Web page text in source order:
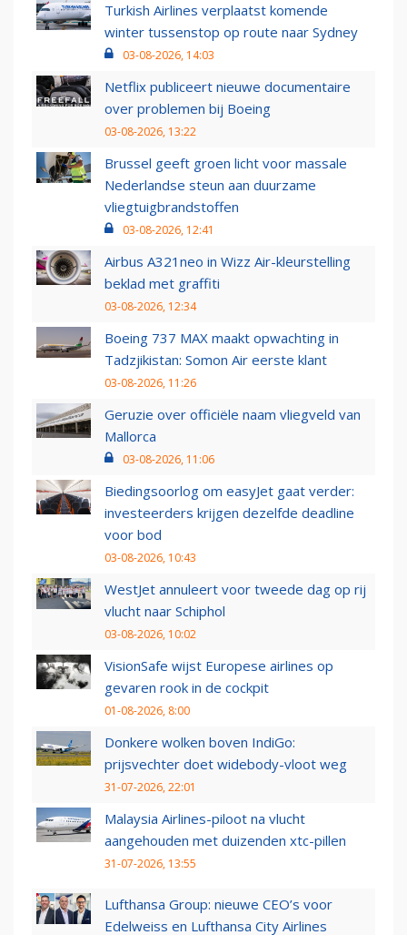
Turkish Airlines verplaatst komende
winter tussenstop op route naar Sydney
03-08-2026, 14:03
Netflix publiceert nieuwe documentaire
over problemen bij Boeing
03-08-2026, 13:22
Brussel geeft groen licht voor massale
Nederlandse steun aan duurzame
vliegtuigbrandstoffen
03-08-2026, 12:41
Airbus A321neo in Wizz Air-kleurstelling
beklad met graffiti
03-08-2026, 12:34
Boeing 737 MAX maakt opwachting in
Tadzjikistan: Somon Air eerste klant
03-08-2026, 11:26
Geruzie over officiële naam vliegveld van
Mallorca
03-08-2026, 11:06
Biedingsoorlog om easyJet gaat verder:
investeerders krijgen dezelfde deadline
voor bod
03-08-2026, 10:43
WestJet annuleert voor tweede dag op rij
vlucht naar Schiphol
03-08-2026, 10:02
VisionSafe wijst Europese airlines op
gevaren rook in de cockpit
01-08-2026, 8:00
Donkere wolken boven IndiGo:
prijsvechter doet widebody-vloot weg
31-07-2026, 22:01
Malaysia Airlines-piloot na vlucht
aangehouden met duizenden xtc-pillen
31-07-2026, 13:55
Lufthansa Group: nieuwe CEO’s voor
Edelweiss en Lufthansa City Airlines